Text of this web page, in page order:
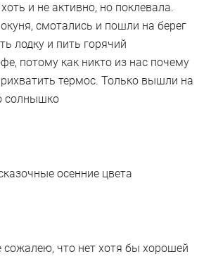
и не активно, но поклевала.
смотались и пошли на берег
лодку и пить горячий
потому как никто из нас почему
термос. Только вышли на
солнышко
осенние цвета
что нет хотя бы хорошей